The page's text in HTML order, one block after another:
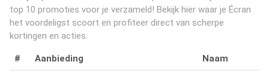
top 10 promoties voor je verzameld! Bekijk hier waar je Écran
het voordeligst scoort en profiteer direct van scherpe
kortingen en acties.
# Aanbieding Naam